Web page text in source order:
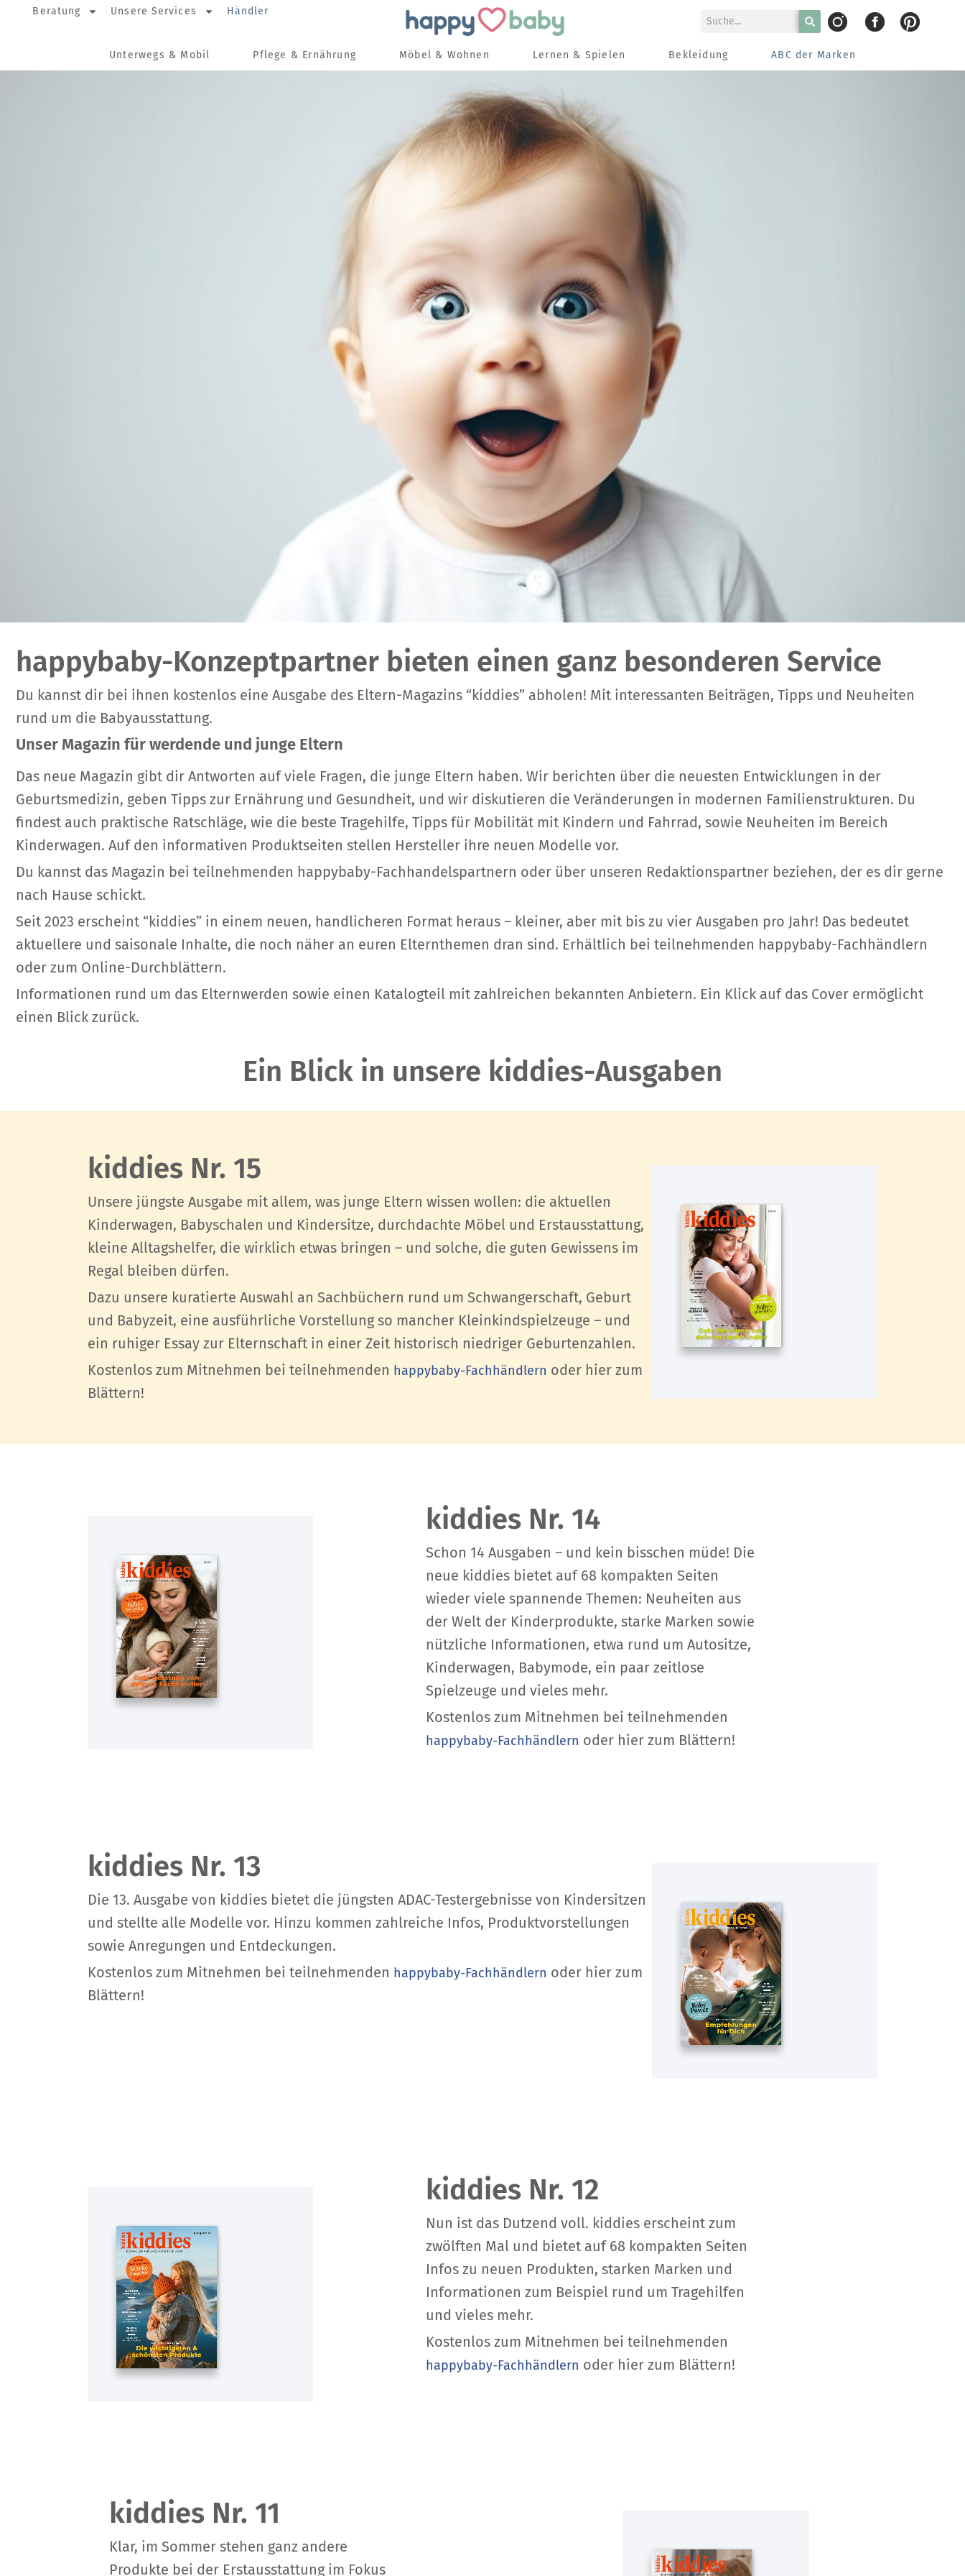
Beratung Unsere Services Händler
Unterwegs & Mobil Pflege & Ernährung Möbel & Wohnen Lernen & Spielen Bekleidung ABC der Marken
happybaby-Konzeptpartner bieten einen ganz besonderen Service
Du kannst dir bei ihnen kostenlos eine Ausgabe des Eltern-Magazins “kiddies” abholen! Mit interessanten Beiträgen, Tipps und Neuheiten
rund um die Babyausstattung.
Unser Magazin für werdende und junge Eltern
Das neue Magazin gibt dir Antworten auf viele Fragen, die junge Eltern haben. Wir berichten über die neuesten Entwicklungen in der
Geburtsmedizin, geben Tipps zur Ernährung und Gesundheit, und wir diskutieren die Veränderungen in modernen Familienstrukturen. Du
findest auch praktische Ratschläge, wie die beste Tragehilfe, Tipps für Mobilität mit Kindern und Fahrrad, sowie Neuheiten im Bereich
Kinderwagen. Auf den informativen Produktseiten stellen Hersteller ihre neuen Modelle vor.
Du kannst das Magazin bei teilnehmenden happybaby-Fachhandelspartnern oder über unseren Redaktionspartner beziehen, der es dir gerne
nach Hause schickt.
Seit 2023 erscheint “kiddies” in einem neuen, handlicheren Format heraus – kleiner, aber mit bis zu vier Ausgaben pro Jahr! Das bedeutet
aktuellere und saisonale Inhalte, die noch näher an euren Elternthemen dran sind. Erhältlich bei teilnehmenden happybaby-Fachhändlern
oder zum Online-Durchblättern.
Informationen rund um das Elternwerden sowie einen Katalogteil mit zahlreichen bekannten Anbietern. Ein Klick auf das Cover ermöglicht
einen Blick zurück.
Ein Blick in unsere kiddies-Ausgaben
kiddies Nr. 15
Unsere jüngste Ausgabe mit allem, was junge Eltern wissen wollen: die aktuellen
Kinderwagen, Babyschalen und Kindersitze, durchdachte Möbel und Erstausstattung,
kleine Alltagshelfer, die wirklich etwas bringen – und solche, die guten Gewissens im
Regal bleiben dürfen.
Dazu unsere kuratierte Auswahl an Sachbüchern rund um Schwangerschaft, Geburt
und Babyzeit, eine ausführliche Vorstellung so mancher Kleinkindspielzeuge – und
ein ruhiger Essay zur Elternschaft in einer Zeit historisch niedriger Geburtenzahlen.
Kostenlos zum Mitnehmen bei teilnehmenden happybaby-Fachhändlern oder hier zum
Blättern!
kiddies Nr. 14
Schon 14 Ausgaben – und kein bisschen müde! Die
neue kiddies bietet auf 68 kompakten Seiten
wieder viele spannende Themen: Neuheiten aus
der Welt der Kinderprodukte, starke Marken sowie
nützliche Informationen, etwa rund um Autositze,
Kinderwagen, Babymode, ein paar zeitlose
Spielzeuge und vieles mehr.
Kostenlos zum Mitnehmen bei teilnehmenden
happybaby-Fachhändlern oder hier zum Blättern!
kiddies Nr. 13
Die 13. Ausgabe von kiddies bietet die jüngsten ADAC-Testergebnisse von Kindersitzen
und stellte alle Modelle vor. Hinzu kommen zahlreiche Infos, Produktvorstellungen
sowie Anregungen und Entdeckungen.
Kostenlos zum Mitnehmen bei teilnehmenden happybaby-Fachhändlern oder hier zum
Blättern!
kiddies Nr. 12
Nun ist das Dutzend voll. kiddies erscheint zum
zwölften Mal und bietet auf 68 kompakten Seiten
Infos zu neuen Produkten, starken Marken und
Informationen zum Beispiel rund um Tragehilfen
und vieles mehr.
Kostenlos zum Mitnehmen bei teilnehmenden
happybaby-Fachhändlern oder hier zum Blättern!
kiddies Nr. 11
Klar, im Sommer stehen ganz andere
Produkte bei der Erstausstattung im Fokus